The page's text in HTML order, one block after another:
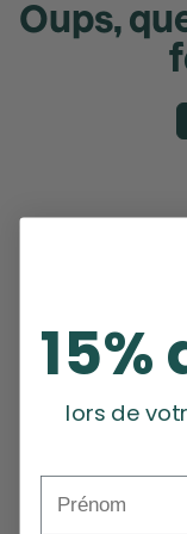
Oups,
lors de